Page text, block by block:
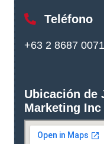
Teléfono
+63 2 8687 0071
Ubicación de
Marketing Inc